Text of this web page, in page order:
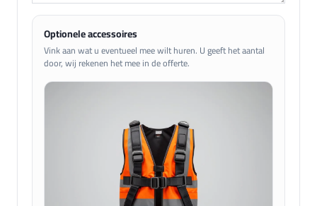
Optionele accessoires
Vink aan wat u eventueel mee wilt huren. U geeft het aantal
door, wij rekenen het mee in de offerte.